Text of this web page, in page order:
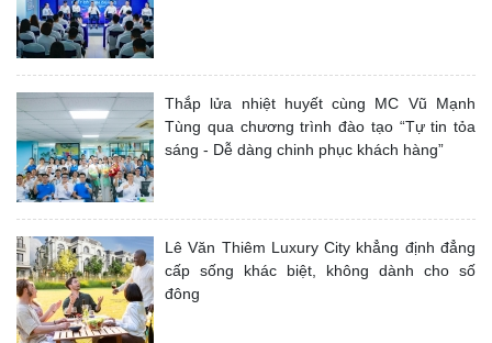
Thắp lửa nhiệt huyết cùng MC Vũ Mạnh
Tùng qua chương trình đào tạo “Tự tin tỏa
sáng - Dễ dàng chinh phục khách hàng”
Lê Văn Thiêm Luxury City khẳng định đẳng
cấp sống khác biệt, không dành cho số
đông